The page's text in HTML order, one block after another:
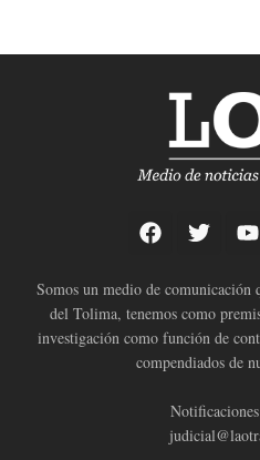
Somos un medio de comunicación
del Tolima, tenemos como
investigación como función de
compendiados de